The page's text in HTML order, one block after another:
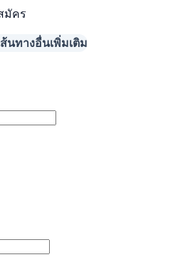
มัคร
ส้นทางอื่นเพิ่มเติม